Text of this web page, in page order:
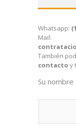
Whatsapp:
Mail:
También
contacto y
Su